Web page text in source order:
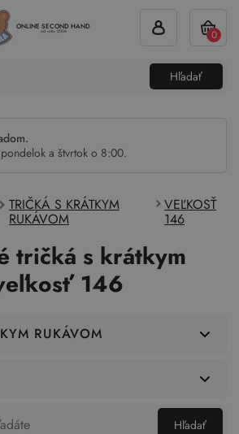
ONLINE SECOND HAND
od roku 2004
Hľadať
0
a štvrtok o 8:00.
TRIČKÁ S KRÁTKYM
RUKÁVOM
VEĽKOSŤ
146
tričká s krátkym
146
RUKÁVOM
Hľadať